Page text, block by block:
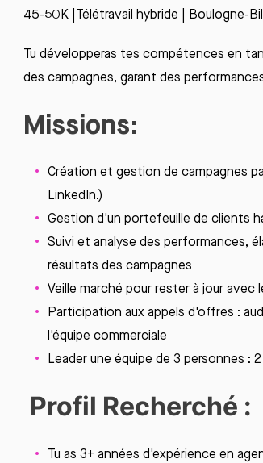
45-50K |Télétravail hybride | Boulogne-
Tu développeras tes compétences en
des campagnes, garant des
Missions:
Création et gestion de campagnes
LinkedIn.)
Gestion d'un portefeuille de clients
Suivi et analyse des performances,
résultats des campagnes
Veille marché pourresterà jour avec
Participation auxappels d'offres :
l'équipe commerciale
Leaderune équipe de 3 personnes :
Profil Recherché :
Tu as 3+ années d'expérience en